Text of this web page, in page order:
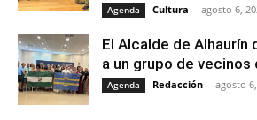
Agenda Cultura - agosto 6,
El Alcalde de Alhaurín
a un grupo de vecinos
Agenda Redacción - agosto